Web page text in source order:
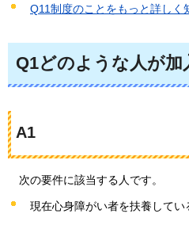
Q11制度のことをもっと詳しく
Q1どのような人が加
A1
次の要件に該当する人です。
現在心身障がい者を扶養してい